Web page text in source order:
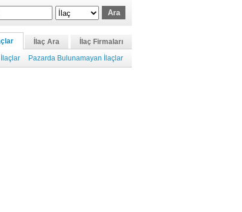
İlaç Ara
İlaç Firmaları
Pazarda Bulunamayan İlaçlar